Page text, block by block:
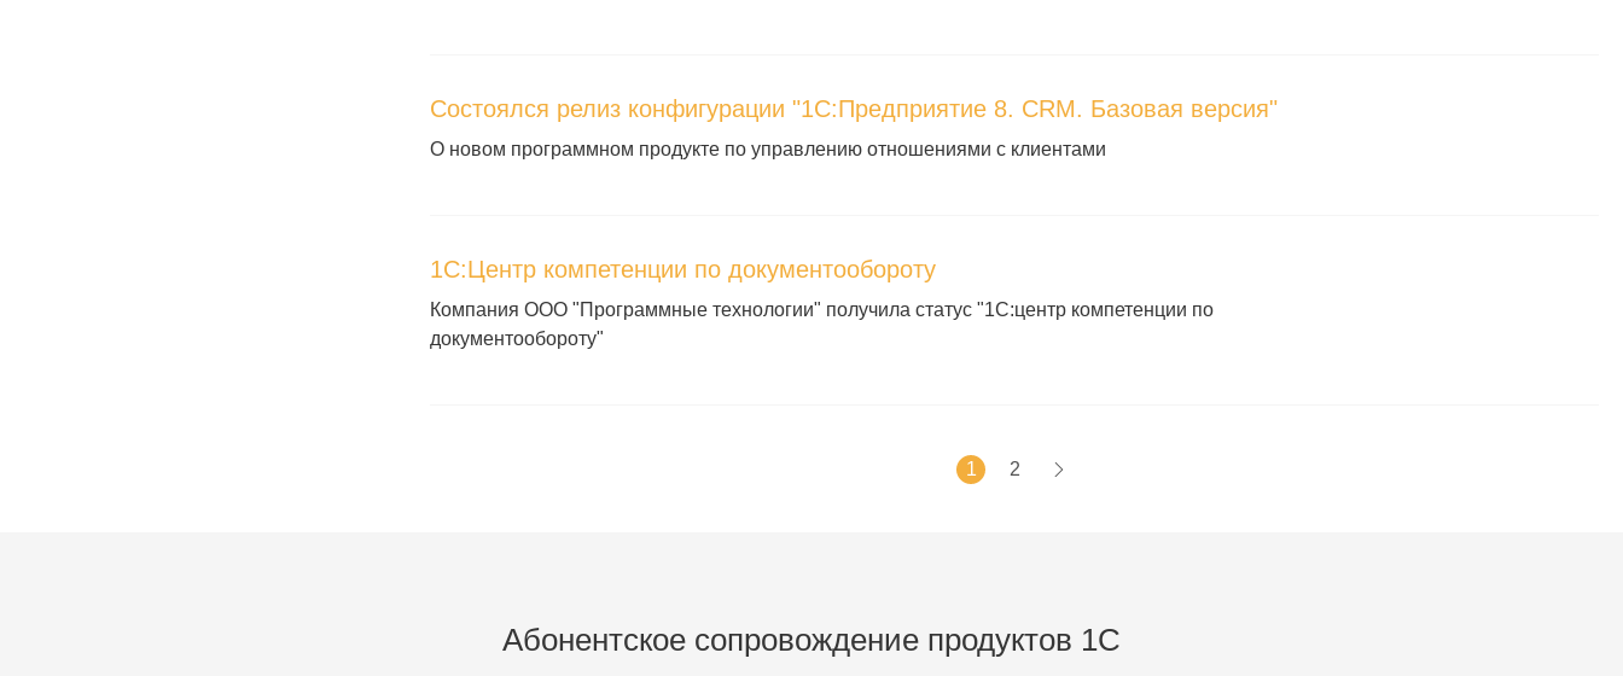
Состоялся релиз конфигурации "1С:Предприятие 8. CRM. Базовая версия"
О новом программном продукте по управлению отношениями с клиентами
1C:Центр компетенции по документообороту
Компания ООО "Программные технологии" получила статус "1С:центр компетенции по
документообороту"
1 2
Абонентское сопровождение продуктов 1C